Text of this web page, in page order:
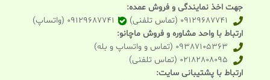
جهت اخذ نمایندگی و فروش عمده:
09129687741 (تماس تلفنی)
09129687741 (واتساپ)
ارتباط با واحد مشاوره و فروش ماچانو:
09387105363 (تماس و واتساپ و بله)
02182808095 (تماس تلفنی)
ارتباط با پشتیبانی سایت: